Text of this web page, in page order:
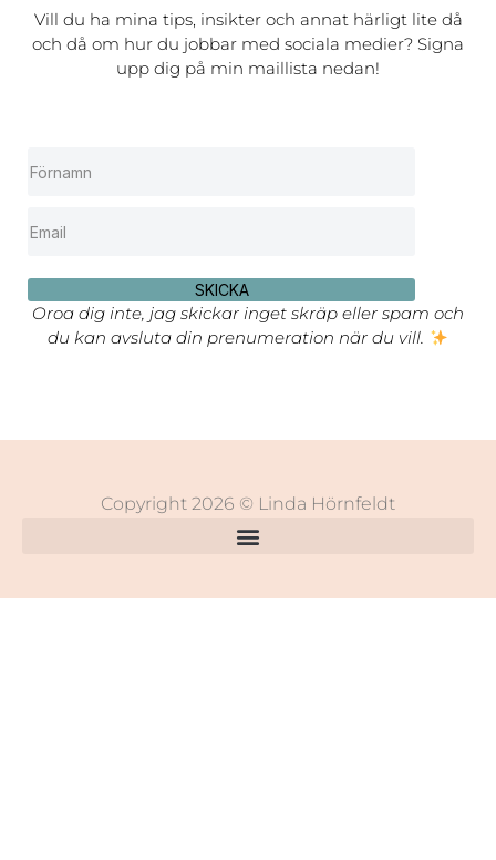
Vill du ha mina tips, insikter och annat härligt lite då
och då om hur du jobbar med sociala medier? Signa
upp dig på min maillista nedan!
SKICKA
Oroa dig inte, jag skickar inget skräp eller spam och
du kan avsluta din prenumeration när du vill.
Copyright 2026 © Linda Hörnfeldt